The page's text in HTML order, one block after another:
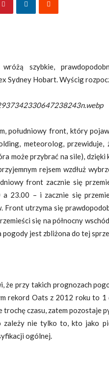
szybkie,
Sydney Hobart. Wyścig
południowy front, który
meteorolog,
może przybrać na sile),
rejsem wzdłuż
front zacznie się
23.00 – i zacznie się
Front utrzyma się
się na północny
jest zbliżona do tej
że przy takich prognozach
rekord Oats z 2012 roku to
trochę czasu, zatem pozostaje
zależy nie tylko to, kto jako
ogólnej.